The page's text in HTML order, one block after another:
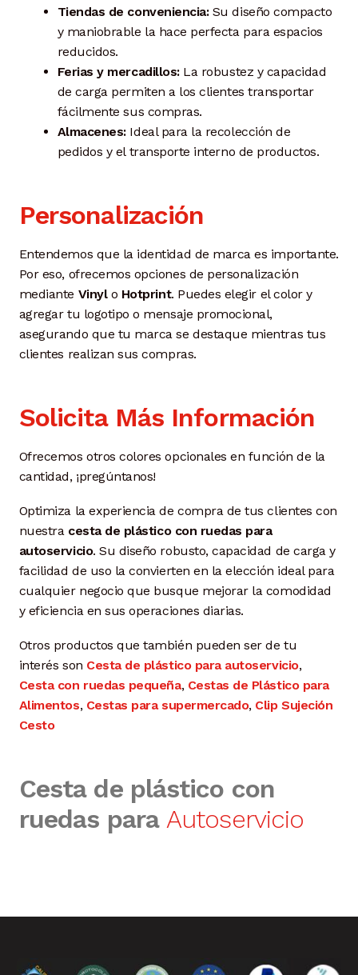
Tiendas de conveniencia:Su diseño compacto
y maniobrable la hace perfecta para espacios
reducidos.
Ferias y mercadillos:La robustez y capacidad
de carga permiten a los clientes transportar
fácilmente sus compras.
Almacenes:Ideal para la recolección de
pedidos y el transporte interno de productos.
Personalización
Entendemos que la identidad de marca es importante.
Por eso, ofrecemos opciones de personalización
mediante Vinylo Hotprint. Puedes elegir el color y
agregar tu logotipo o mensaje promocional,
asegurando que tu marca se destaque mientras tus
clientes realizan sus compras.
Solicita Más Información
Ofrecemos otros colores opcionales en función de la
cantidad, ¡pregúntanos!
Optimiza la experiencia de compra de tus clientes con
nuestra cesta de plástico con ruedas para
autoservicio. Su diseño robusto, capacidad de carga y
facilidad de uso la convierten en la elección ideal para
cualquier negocio que busque mejorar la comodidad
y eficiencia en sus operaciones diarias.
Otros productos que también pueden ser de tu
interés son Cesta de plástico para autoservicio,
Cesta con ruedas pequeña, Cestas de Plástico para
Alimentos, Cestas para supermercado, Clip Sujeción
Cesto
Cesta de plástico con
ruedas paraAutoservicio